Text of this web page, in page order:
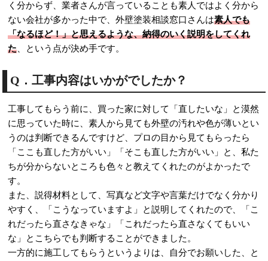
く分からず、業者さんが言っていることも素人ではよく分から
ない会社が多かった中で、外壁塗装相談窓口さんは素人でも
「なるほど！」と思えるような、納得のいく説明をしてくれ
た 、という点が決め手です。
Q．工事内容はいかがでしたか？
工事してもらう前に、買った家に対して「直したいな」と漠然
に思っていた時に、素人から見ても外壁の汚れや色が薄いとい
うのは判断できるんですけど、プロの目から見てもらったら
「ここも直した方がいい」「そこも直した方がいい」と、私た
ちが分からないところも色々と教えてくれたのがよかったで
す。
また、説得材料として、写真など文字や言葉だけでなく分かり
やすく、「こうなっていますよ」と説明してくれたので、「こ
れだったら直さなきゃな」「これだったら直さなくてもいい
な」とこちらでも判断することができました。
一方的に施工してもらうというよりは、自分でお願いした、と